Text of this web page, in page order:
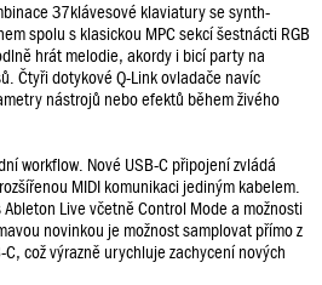
37klávesové klaviatury se synth-
spolu s klasickou MPC sekcí šestnácti RGB
hrát melodie, akordy i bicí party na
Čtyři dotykové Q-Link ovladače navíc
nástrojů nebo efektů během živého
workflow. Nové USB-C připojení zvládá
MIDI komunikaci jediným kabelem.
Live včetně Control Mode a možnosti
novinkou je možnost samplovat přímo z
což výrazně urychluje zachycení nových